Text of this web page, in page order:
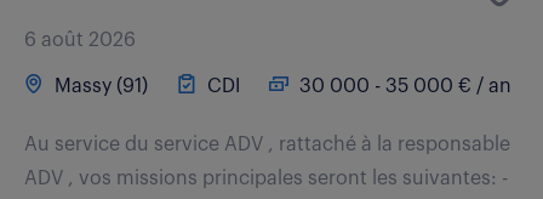
6 août 2026
Massy (91) CDI 30 000 - 35 000 € / an
Au service du service ADV , rattaché à la responsable
ADV , vos missions principales seront les suivantes: -